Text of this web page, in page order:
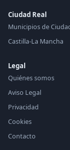
Ciudad Real
Municipios de
Castilla-La Mancha
Legal
Quiénes somos
Aviso Legal
Privacidad
Cookies
Contacto